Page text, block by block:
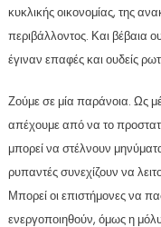
κυκλικής οικονομίας, της
περιβάλλοντος. Και βέβαια
έγιναν επαφές και ουδείς
Ζούμε σε μία παράνοια. Ως
απέχουμε από να το
μπορεί να στέλνουν
ρυπαντές συνεχίζουν να
Μπορεί οι επιστήμονες να
ενεργοποιηθούν, όμως η